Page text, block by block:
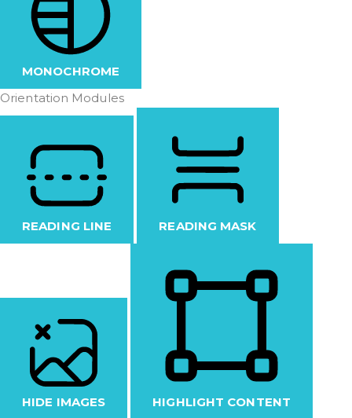
MONOCHROME
Orientation Modules
READING LINE READING MASK
HIDE IMAGES HIGHLIGHT CONTENT